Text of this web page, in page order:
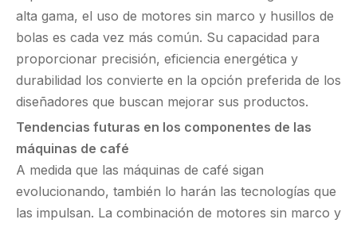
alta gama, el uso de motores sin marco y husillos de
bolas es cada vez más común. Su capacidad para
proporcionar precisión, eficiencia energética y
durabilidad los convierte en la opción preferida de los
diseñadores que buscan mejorar sus productos.
Tendencias futuras en los componentes de las
máquinas de café
A medida que las máquinas de café sigan
evolucionando, también lo harán las tecnologías que
las impulsan. La combinación de motores sin marco y